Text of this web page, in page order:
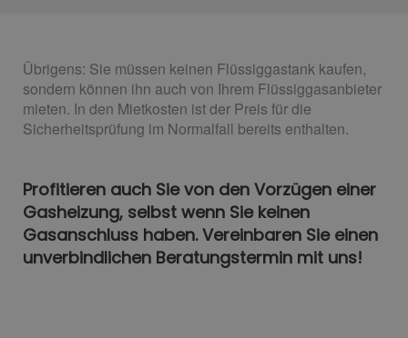
Übrigens: Sie müssen keinen Flüssiggastank kaufen,
sondern können ihn auch von Ihrem Flüssiggasanbieter
mieten. In den Mietkosten ist der Preis für die
Sicherheitsprüfung im Normalfall bereits enthalten.
Profitieren auch Sie von den Vorzügen einer
Gasheizung, selbst wenn Sie keinen
Gasanschluss haben. Vereinbaren Sie einen
unverbindlichen Beratungstermin mit uns!